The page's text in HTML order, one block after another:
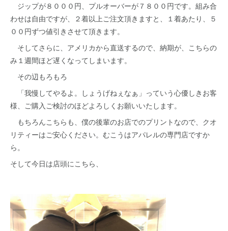
ジップが８０００円、プルオーバーが７８００円です。組み合
わせは自由ですが、２着以上ご注文頂きますと、１着あたり、５
００円ずつ値引きさせて頂きます。
そしてさらに、アメリカから直送するので、納期が、こちらの
み１週間ほど遅くなってしまいます。
その辺もろもろ
「我慢してやるよ。しょうげねぇなぁ」っていう心優しきお客
様、ご購入ご検討のほどよろしくお願いいたします。
もちろんこちらも、僕の後輩のお店でのプリントなので、クオ
リティーはご安心ください。むこうはアパレルの専門店ですか
ら。
そして今日は店頭にこちら、